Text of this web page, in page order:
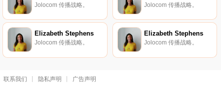
Jolocom 传播战略。 Jolocom 传播战略。
Elizabeth Stephens
Jolocom 传播战略。
Elizabeth Stephens
Jolocom 传播战略。
联系我们 隐私声明 广告声明